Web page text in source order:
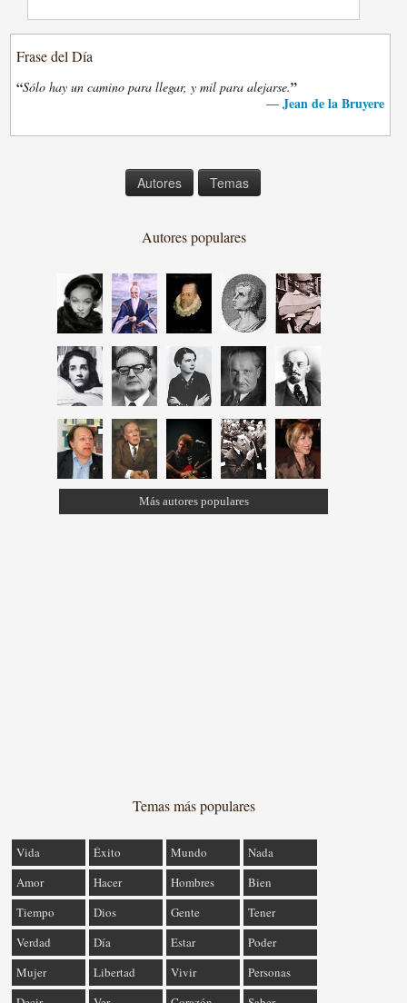
Frase del Día
“Sólo hay un camino para llegar, y mil para alejarse.”
— Jean de la Bruyere
Autores Temas
Autores populares
Más autores populares
Temas más populares
Vida Éxito Mundo
Nada
Amor
Hacer Hombres
Bien
Tiempo
Dios Gente
Tener
Verdad
Día Estar
Poder
Mujer
Libertad Vivir
Personas